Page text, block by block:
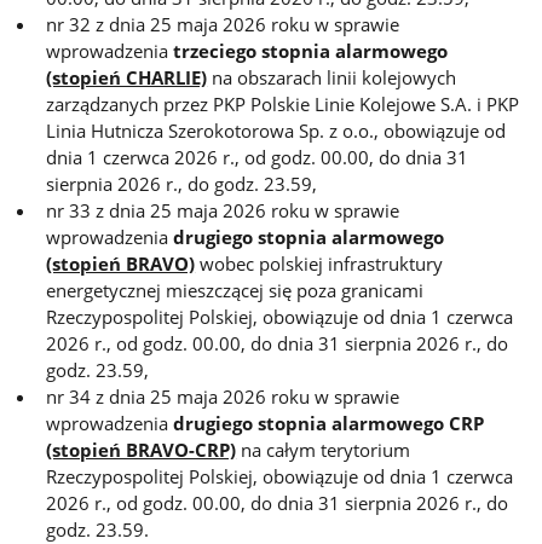
nr 32 z dnia 25 maja 2026 roku w sprawie
wprowadzeniatrzeciego stopnia alarmowego
(stopień CHARLIE) na obszarach linii kolejowych
zarządzanych przez PKP Polskie Linie Kolejowe S.A. i PKP
Linia Hutnicza Szerokotorowa Sp. z o.o., obowiązuje od
dnia 1 czerwca 2026 r., od godz. 00.00, do dnia 31
sierpnia 2026 r., do godz. 23.59,
nr 33 z dnia 25 maja 2026 roku w sprawie
wprowadzeniadrugiego stopnia alarmowego
(stopień BRAVO) wobec polskiej infrastruktury
energetycznej mieszczącej się poza granicami
Rzeczypospolitej Polskiej, obowiązuje od dnia 1 czerwca
2026 r., od godz. 00.00, do dnia 31 sierpnia 2026 r., do
godz. 23.59,
nr 34 z dnia 25 maja 2026 roku w sprawie
wprowadzeniadrugiego stopnia alarmowego CRP
(stopień BRAVO-CRP) na całym terytorium
Rzeczypospolitej Polskiej, obowiązuje od dnia 1 czerwca
2026 r., od godz. 00.00, do dnia 31 sierpnia 2026 r., do
godz. 23.59.